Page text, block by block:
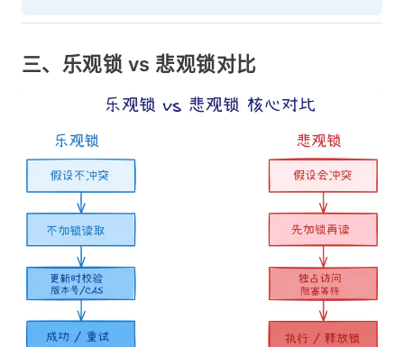
三、乐观锁 vs 悲观锁对比